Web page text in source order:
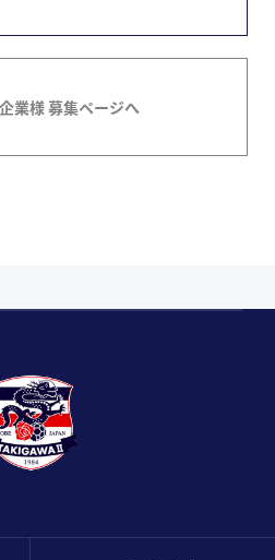
業様 募集ページへ